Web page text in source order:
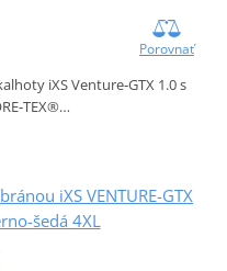
Porovnať
iXS Venture‑GTX 1.0 s
iXS VENTURE-GTX
šedá 4XL